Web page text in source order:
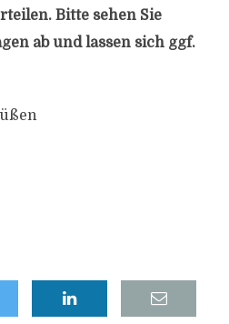
Bitte sehen Sie
ab und lassen sich ggf.